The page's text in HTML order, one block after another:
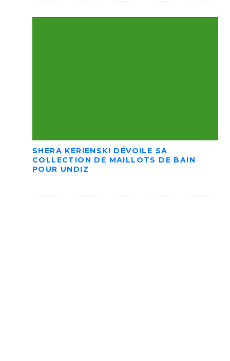
SHERA KERIENSKI DÉVOILE SA
COLLECTION DE MAILLOTS DE BAIN
POUR UNDIZ